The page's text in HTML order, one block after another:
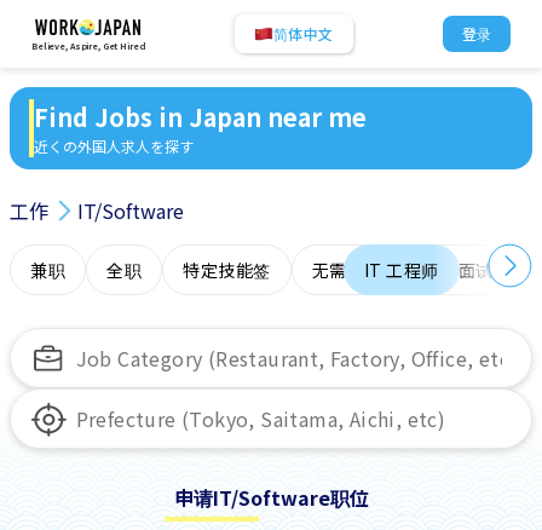
Believe, Aspire, Get Hired
简体中文 登录
Find Jobs in Japan near me
近くの外国人求人を探す
工作 IT/Software
兼职 全职 特定技能签 无需日语 在线面试
IT 工程师
申请IT/Software职位